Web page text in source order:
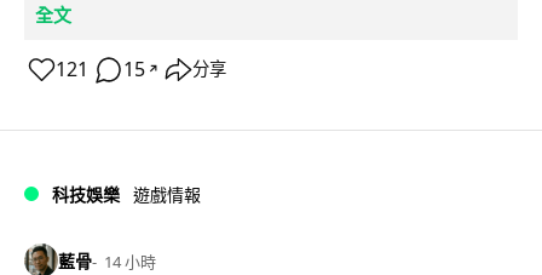
全文
121 15 ↗ 分享
科技娛樂 遊戲情報
藍骨 14 小時